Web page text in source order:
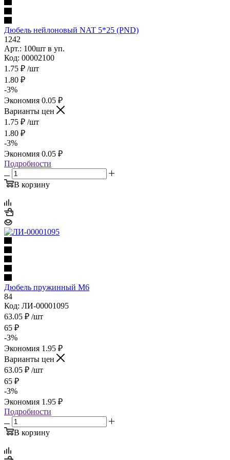
Дюбель нейлоновый NAT 5*25 (PND)
1242
Арт.: 100шт в уп.
Код: 00002100
1.75 ₽ /шт
1.80 ₽
-3%
Экономия 0.05 ₽
Варианты цен
1.75 ₽ /шт
1.80 ₽
-3%
Экономия 0.05 ₽
Подробности
В корзину
Дюбель пружинный М6
84
Код: ЛИ-00001095
63.05 ₽ /шт
65 ₽
-3%
Экономия 1.95 ₽
Варианты цен
63.05 ₽ /шт
65 ₽
-3%
Экономия 1.95 ₽
Подробности
В корзину